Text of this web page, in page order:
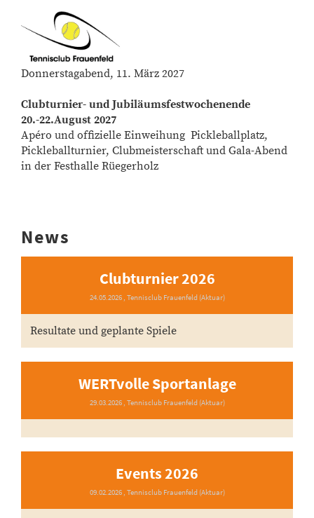
Donnerstagabend, 11. März 2027
Clubturnier- und Jubiläumsfestwochenende
20.-22.August 2027
Apéro und offizielle Einweihung Pickleballplatz,
Pickleballturnier, Clubmeisterschaft und Gala-Abend
in der Festhalle Rüegerholz
News
Clubturnier 2026
24.05.2026, Tennisclub Frauenfeld (Aktuar)
Resultate und geplante Spiele
WERTvolle Sportanlage
29.03.2026, Tennisclub Frauenfeld (Aktuar)
Events 2026
09.02.2026, Tennisclub Frauenfeld (Aktuar)